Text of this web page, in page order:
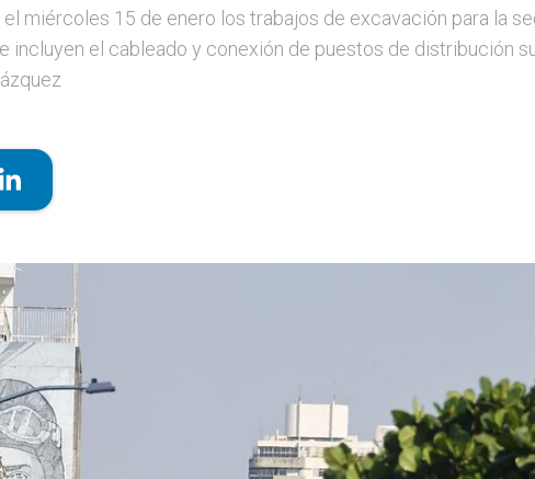
miércoles 15 de enero los trabajos de excavación para la
incluyen el cableado y conexión de puestos de distribución